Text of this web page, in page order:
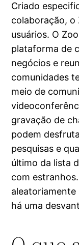
Criado
colaboração, o
usuários. O
plataforma de
negócios e
comunidades
meio de
gravação de
podem
pesquisas e
último da lista
com
aleatoriamente
há uma